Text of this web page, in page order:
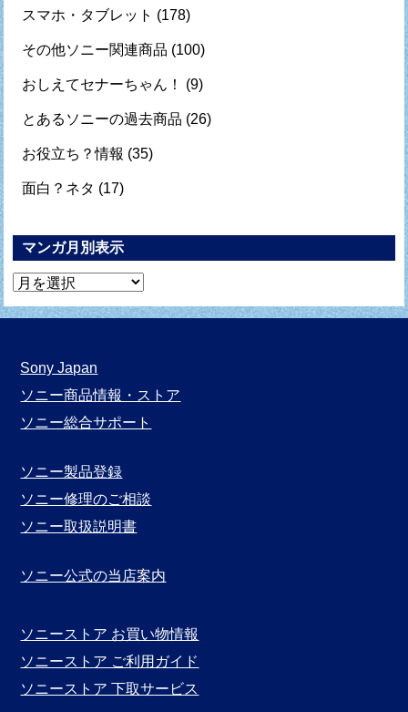
スマホ・タブレット (178)
その他ソニー関連商品 (100)
おしえてセナーちゃん！ (9)
とあるソニーの過去商品 (26)
お役立ち？情報 (35)
面白？ネタ (17)
マンガ月別表示
マ
ン
月
別
表
Sony Japan
ソニー商品情報・ストア
ソニー総合サポート
ソニー製品登録
ソニー修理のご相談
ソニー取扱説明書
ソニー公式の当店案内
ソニーストア お買い物情報
ソニーストア ご利用ガイド
ソニーストア 下取サービス